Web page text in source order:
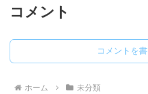
コメント
コメントを
ホーム 未分類